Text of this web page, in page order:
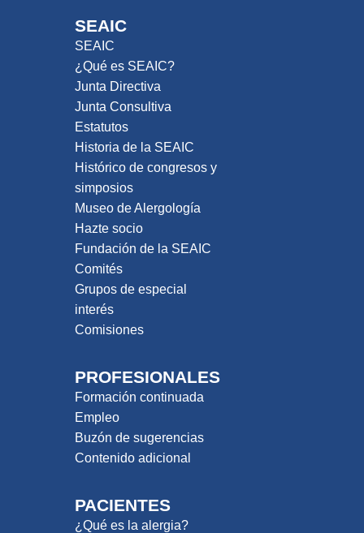
SEAIC
SEAIC
¿Qué es SEAIC?
Junta Directiva
Junta Consultiva
Estatutos
Historia de la SEAIC
Histórico de congresos y
simposios
Museo de Alergología
Hazte socio
Fundación de la SEAIC
Comités
Grupos de especial
interés
Comisiones
PROFESIONALES
Formación continuada
Empleo
Buzón de sugerencias
Contenido adicional
PACIENTES
¿Qué es la alergia?